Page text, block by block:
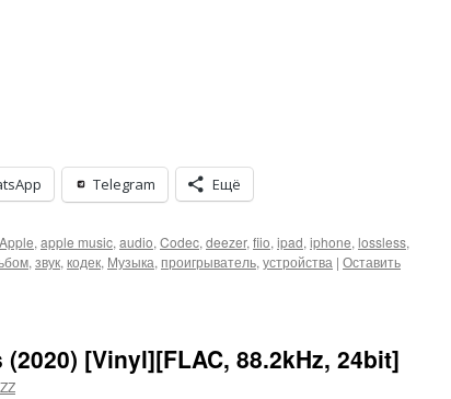
Telegram Ещё
Apple, apple music, audio, Codec, deezer, fiio, ipad, iphone, lossless,
, звук, кодек, Музыка, проигрыватель, устройства | Оставить
[Vinyl][FLAC, 88.2kHz, 24bit]